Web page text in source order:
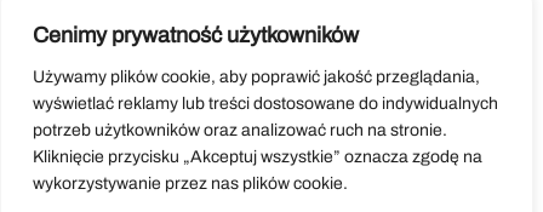
Cenimy prywatność użytkowników
Używamy plików cookie, aby poprawić jakość przeglądania,
wyświetlać reklamy lub treści dostosowane do indywidualnych
potrzeb użytkowników oraz analizować ruch na stronie.
Kliknięcie przycisku „Akceptuj wszystkie” oznacza zgodę na
wykorzystywanie przez nas plików cookie.